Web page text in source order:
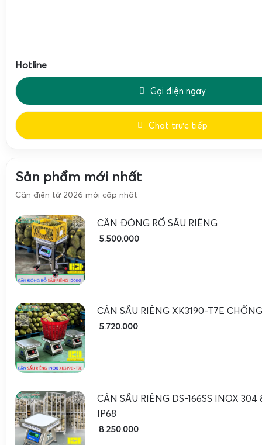
150kg và cân điện tử 300kg cân sầu riêng cấp đông sử
tín hiệu bọc chống nhiễu, giúp cân ổn định, ít trôi số,
trong ca làm việc dài. Màn hình hiển thị LED hoặc LCD có
trong điều kiện ánh sáng yếu của kho lạnh, phím bấm
thao tác được khi đeo găng tay.
Trong chuỗi sản xuất và thu mua sầu riêng, mỗi công
trọng cân khác nhau. Dòng
cân điện tử 30kg cân sầu
được dùng để cân khay sầu riêng múi đông lạnh, khay sầu
túi hút chân không hoặc các phần nhỏ phục vụ đóng
thường từ 1g đến 5g, giúp kiểm soát chính xác trọng
đồng đều trọng lượng theo quy cách xuất khẩu. Kích
dễ đặt trên bàn thao tác trong phòng sơ chế, phòng đóng
Đối với các thùng sầu riêng lớn hơn, thùng xốp, thùng
điện tử 150kg cân sầu riêng cấp đông
ứng tốt nhu cầu cân từng lô nhỏ, cân kiểm tra trước
hoặc sau khi ra khỏi kho lạnh. Bàn cân có kích thước
thể gắn cột hiển thị cao để công nhân dễ quan sát. Độ
Ở khâu nhập – xuất kho, cân pallet, cân cả xe đẩy hoặc
thùng sầu riêng,cân điện tử 300kg cân sầu riêng cấp đông
rãi. Bàn cân lớn, khung sườn chắc chắn, có thể kết hợp
Hotline
Gọi điện ngay
Chat trực tiếp
Sản phẩm mới nhất
Cân điện tử 2026 mới cập nhật
CÂN ĐÓNG RỔ SẦU RIÊNG
5.500.000
CÂN SẦU RIÊNG XK3190-T7E
5.720.000
CÂN SẦU RIÊNG DS-166SS INOX
IP68
8.250.000